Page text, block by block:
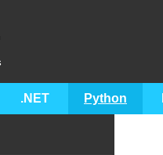
.NET Python